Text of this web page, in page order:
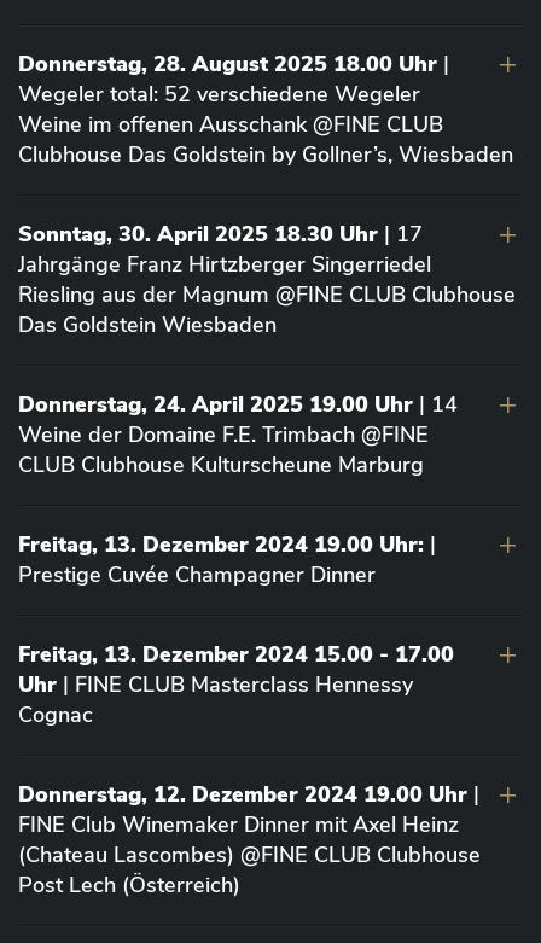
Donnerstag, 28. August 2025 18.00 Uhr |
Wegeler total: 52 verschiedene Wegeler
Weine im offenen Ausschank @FINE CLUB
Clubhouse Das Goldstein by Gollner’s, Wiesbaden
Sonntag, 30. April 2025 18.30 Uhr | 17
Jahrgänge Franz Hirtzberger Singerriedel
Riesling aus der Magnum @FINE CLUB Clubhouse
Das Goldstein Wiesbaden
Donnerstag, 24. April 2025 19.00 Uhr | 14
Weine der Domaine F.E. Trimbach @FINE
CLUB Clubhouse Kulturscheune Marburg
Freitag, 13. Dezember 2024 19.00 Uhr: |
Prestige Cuvée Champagner Dinner
Freitag, 13. Dezember 2024 15.00 - 17.00
Uhr | FINE CLUB Masterclass Hennessy
Cognac
Donnerstag, 12. Dezember 2024 19.00 Uhr |
FINE Club Winemaker Dinner mit Axel Heinz
(Chateau Lascombes) @FINE CLUB Clubhouse
Post Lech (Österreich)